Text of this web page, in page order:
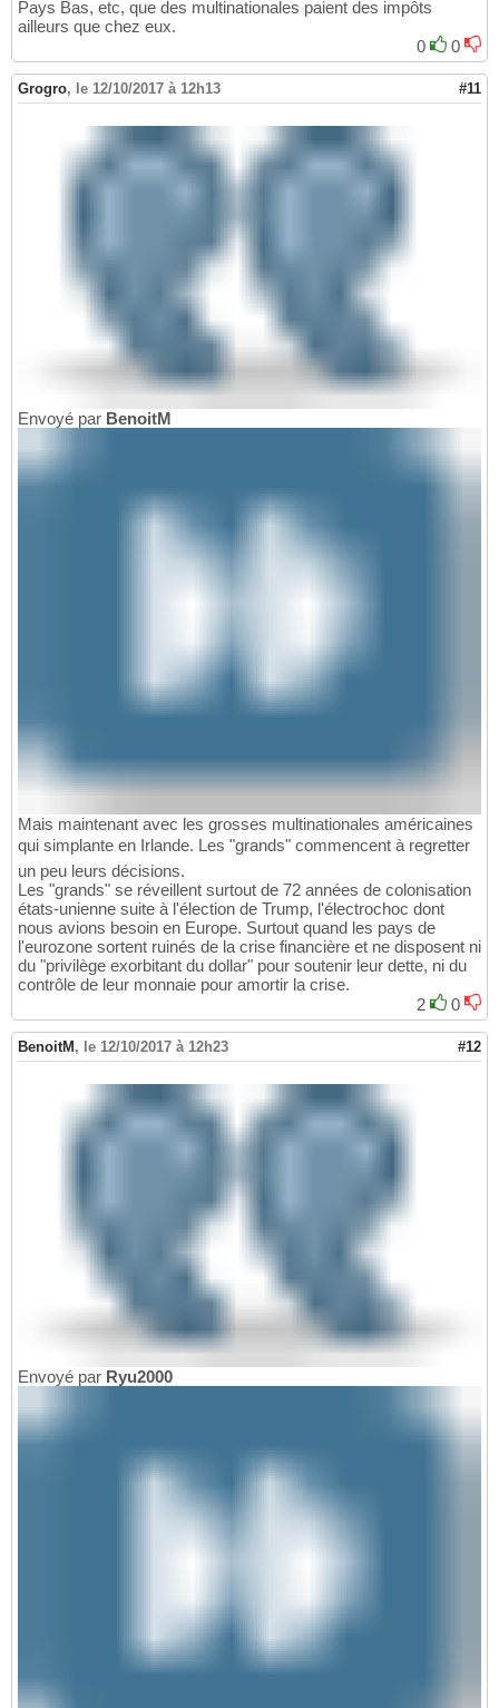
Pays Bas, etc, que des multinationales paient des impôts
ailleurs que chez eux.
0
0
Grogro, le 12/10/2017 à 12h13 #11
Envoyé par BenoitM
Mais maintenant avec les grosses multinationales américaines
qui simplante en Irlande. Les "grands" commencent à regretter
un peu leurs décisions.
Les "grands" se réveillent surtout de 72 années de colonisation
états-unienne suite à l'élection de Trump, l'électrochoc dont
nous avions besoin en Europe. Surtout quand les pays de
l'eurozone sortent ruinés de la crise financière et ne disposent ni
du "privilège exorbitant du dollar" pour soutenir leur dette, ni du
contrôle de leur monnaie pour amortir la crise.
2
0
BenoitM, le 12/10/2017 à 12h23 #12
Envoyé par Ryu2000